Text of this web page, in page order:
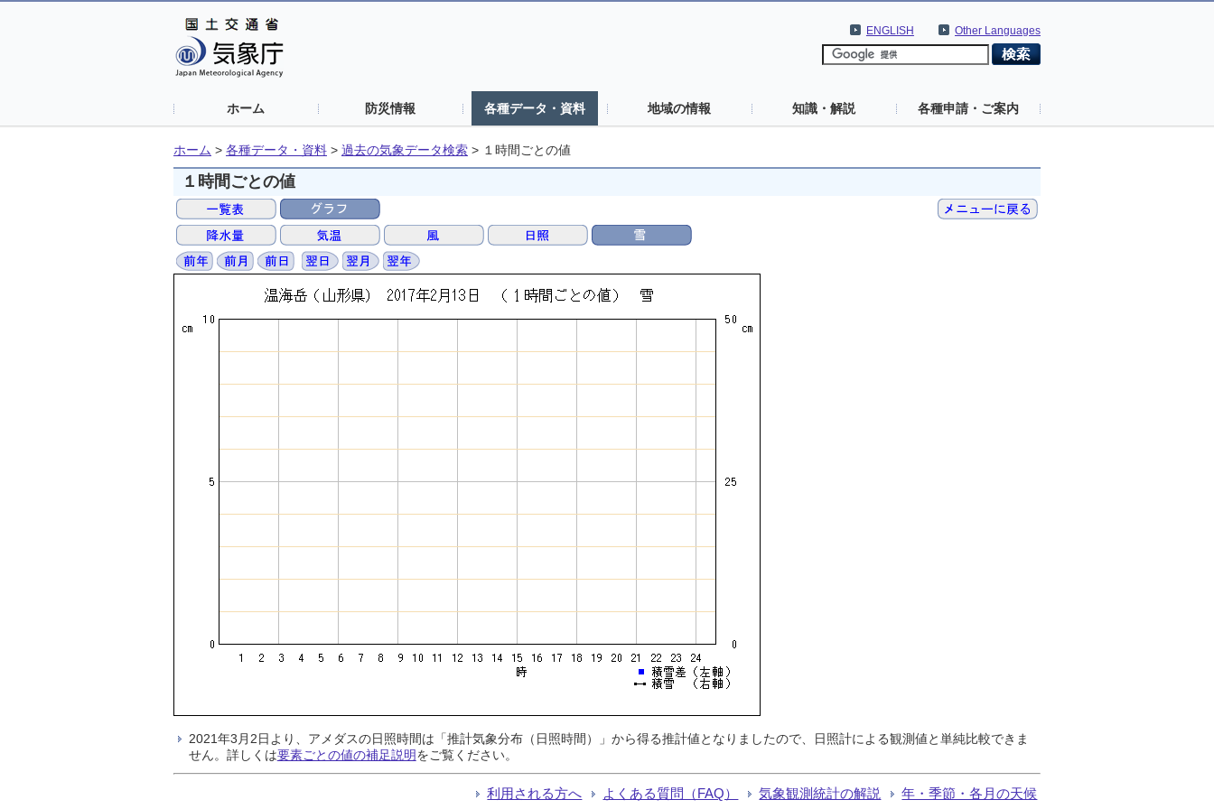
Other Languages
ENGLISH
ホーム 防災情報 各種データ・資料 地域の情報 知識・解説 各種申請・ご案内
ホーム > 各種データ・資料 > 過去の気象データ検索 > １時間ごとの値
１時間ごとの値
2021年3月2日より、アメダスの日照時間は「推計気象分布（日照時間）」から得る推計値となりましたので、日照計による観測値と単純比較できま
せん。詳しくは要素ごとの値の補足説明をご覧ください。
利用される方へ よくある質問（FAQ） 気象観測統計の解説 年・季節・各月の天候